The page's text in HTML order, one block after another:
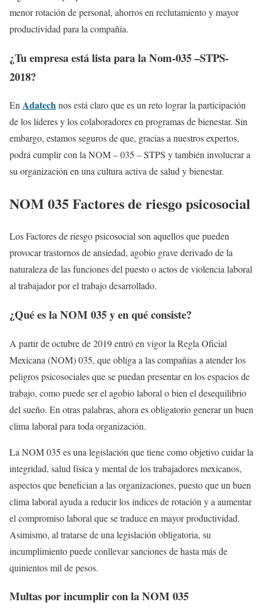
menor rotación de personal, ahorros en reclutamiento y mayor
productividad para la compañía.
¿Tu empresa está lista para la Nom-035 –STPS-
2018?
EnAdatechnos está claro que es un reto lograr la participación
de los líderes y los colaboradores en programas de bienestar. Sin
embargo, estamos seguros de que, gracias a nuestros expertos,
podrá cumplir con la NOM – 035 – STPS y también involucrar a
su organización en una cultura activa de salud y bienestar.
NOM 035 Factores de riesgo psicosocial
Los Factores de riesgo psicosocial son aquellos que pueden
provocar trastornos de ansiedad, agobio grave derivado de la
naturaleza de las funciones del puesto o actos de violencia laboral
al trabajador por el trabajo desarrollado.
¿Qué es la NOM 035 y en qué consiste?
A partir de octubre de 2019 entró en vigor la Regla Oficial
Mexicana (NOM) 035, que obliga a las compañías a atender los
peligros psicosociales que se puedan presentar en los espacios de
trabajo, como puede ser el agobio laboral o bien el desequilibrio
del sueño. En otras palabras, ahora es obligatorio generar un buen
clima laboral para toda organización.
La NOM 035 es una legislación que tiene como objetivo cuidar la
integridad, salud física y mental de los trabajadores mexicanos,
aspectos que benefician a las organizaciones, puesto que un buen
clima laboral ayuda a reducir los índices de rotación y a aumentar
el compromiso laboral que se traduce en mayor productividad.
Asimismo, al tratarse de una legislación obligatoria, su
incumplimiento puede conllevar sanciones de hasta más de
quinientos mil de pesos.
Multas por incumplir con la NOM 035